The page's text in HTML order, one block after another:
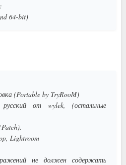
64-bit)
(Portable by TryRooM)
от wylek, (остальные
Lightroom
не должен содержать